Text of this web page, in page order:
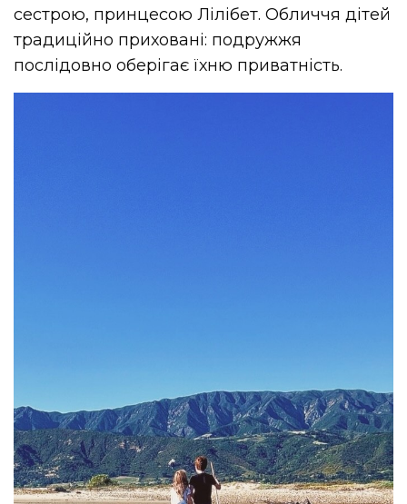
сестрою, принцесою Лілібет. Обличчя дітей
традиційно приховані: подружжя
послідовно оберігає їхню приватність.